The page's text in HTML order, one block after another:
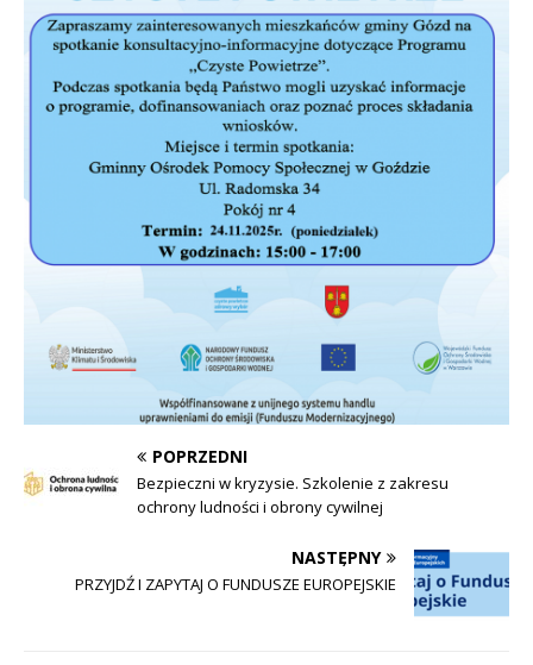
POPRZEDNI
Bezpieczni w kryzysie. Szkolenie z zakresu
ochrony ludności i obrony cywilnej
NASTĘPNY
PRZYJDŹ I ZAPYTAJ O FUNDUSZE EUROPEJSKIE